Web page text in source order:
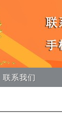
联系我们